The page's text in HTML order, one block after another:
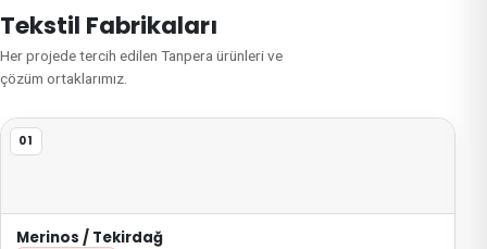
Tekstil Fabrikaları
Her projede tercih edilen Tanpera ürünleri ve
çözüm ortaklarımız.
01
Merinos / Tekirdağ